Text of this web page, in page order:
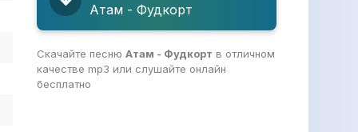
Атам - Фудкорт
Скачайте песню Атам - Фудкорт в отличном
качестве mp3 или слушайте онлайн
бесплатно